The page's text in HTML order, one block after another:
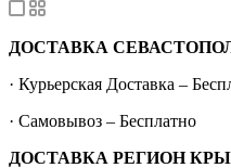
ДОСТАВКА
· Курьерская Доставка –
· Самовывоз – Бесплатно
ДОСТАВКА РЕГИОН